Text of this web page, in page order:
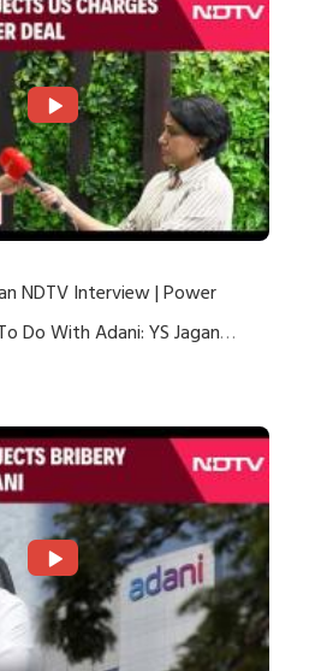
NDTV Interview | Power
Do With Adani: YS Jagan